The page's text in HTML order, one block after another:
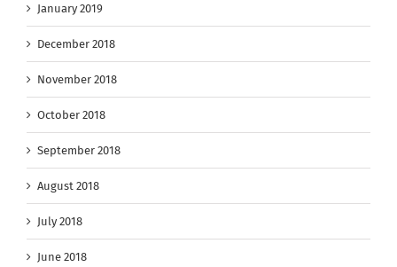
January 2019
December 2018
November 2018
October 2018
September 2018
August 2018
July 2018
June 2018